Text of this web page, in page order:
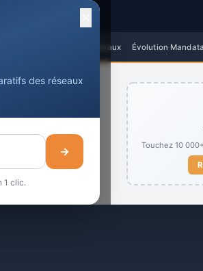
Meilleurs Réseaux Évolution
Touchez 10 000+
des réseaux
→
1 clic.